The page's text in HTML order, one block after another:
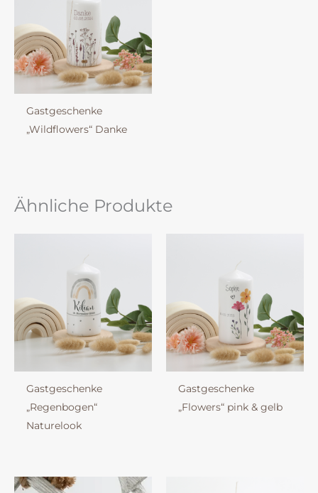
Gastgeschenke
„Wildflowers“ Danke
Ähnliche Produkte
Gastgeschenke
„Regenbogen“
Naturelook
Gastgeschenke
„Flowers“ pink & gelb